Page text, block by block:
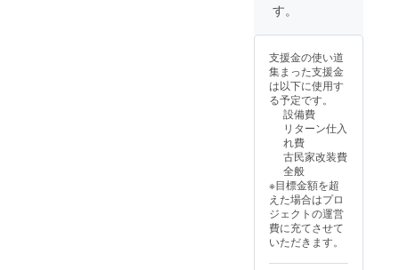
ロゴ
ナーな
どの画
像の受
け渡し
につい
てはプ
クト終
お送り
する
メール
を ご
確認く
ださ
4月1日
間掲載
掲載方
法：文
字の
み、ロ
ゴ、バ
載、掲
ズなど
可能な
限り詳
しく ※
注意事
項：支
す。
支援金の使い道
集まった支援金
は以下に使用す
る予定です。
設備費
リターン仕入
れ費
古民家改装費
全般
※目標金額を超
えた場合はプロ
ジェクトの運営
費に充てさせて
いただきます。